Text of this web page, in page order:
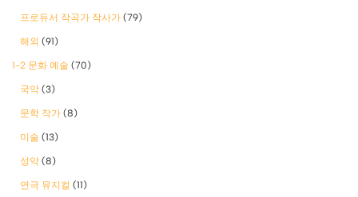
프로듀서 작곡가 작사가 (79)
해외 (91)
1-2 문화 예술 (70)
국악 (3)
문학 작가 (8)
미술 (13)
성악 (8)
연극 뮤지컬 (11)